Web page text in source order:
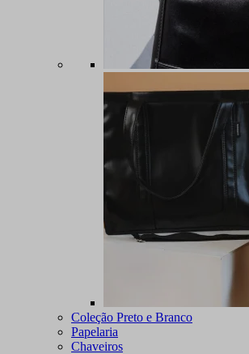
Coleção Preto e Branco
Papelaria
Chaveiros